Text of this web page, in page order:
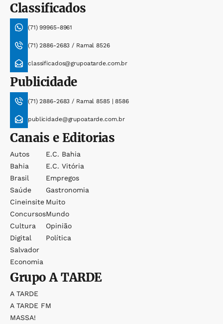
Classificados
(71) 99965-8961
(71) 2886-2683 / Ramal 8526
classificados@grupoatarde.com.br
Publicidade
(71) 2886-2683 / Ramal 8585 | 8586
publicidade@grupoatarde.com.br
Canais e Editorias
Autos
Bahia
Brasil
Saúde
Cineinsite
Concursos
Cultura
Digital
Salvador
Economia
E.c. Bahia
E.c. Vitória
Empregos
Gastronomia
Muito
Mundo
Opinião
Política
GrupoA TARDE
A TARDE
A TARDE FM
MASSA!